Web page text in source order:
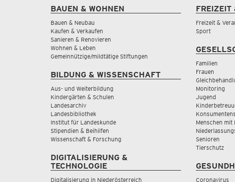
BAUEN & WOHNEN
Bauen & Neubau
Kaufen & Verkaufen
Sanieren & Renovieren
Wohnen & Leben
Gemeinnützige/mildtätige Stiftungen
BILDUNG & WISSENSCHAFT
Aus- und Weiterbildung
Kindergärten & Schulen
Landesarchiv
Landesbibliothek
Institut für Landeskunde
Stipendien & Beihilfen
Wissenschaft & Forschung
DIGITALISIERUNG &
TECHNOLOGIE
Digitalisierung in Niederösterreich
FREIZEIT
Freizeit &
Sport
Familien
Frauen
Monitoring
Jugend
Menschen mit
Senioren
Tierschutz
Coronavirus